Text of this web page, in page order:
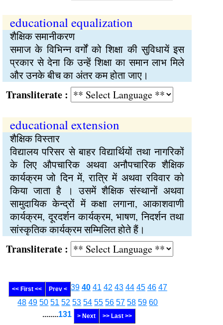
educational equalization
शैक्षिक समानीकरण
समाज के विभिन्न वर्गों को शिक्षा की सुविधायें इस
प्रकार से देना कि उन्हें शिक्षा का समान लाभ मिले
और उनके बीच का अंतर कम होता जाए।
:
educational extension
शैक्षिक विस्तार
विद्यालय परिसर से बाहर विद्यार्थियों तथा नागरिकों
के लिए औपचारिक अथवा अनौपचारिक शैक्षिक
कार्यक्रम जो दिन में, रात्रि में अथवा रविवार को
किया जाता है । उसमें शैक्षिक संस्थानों अथवा
सामुदायिक केन्द्रों में कक्षा लगाना, आकाशवाणी
कार्यक्रम, दूरदर्शन कार्यक्रम, भाषण, निदर्शन तथा
सांस्कृतिक कार्यक्रम सम्मिलित होते हैं।
:
<< First << Prev < 39 40 41 42 43 44 45 46 47
48 49 50 51 52 53 54 55 56 57 58 59 60
........131 > Next >> Last >>